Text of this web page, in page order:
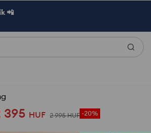
📲
395 HUF 2 995 HUF -20%